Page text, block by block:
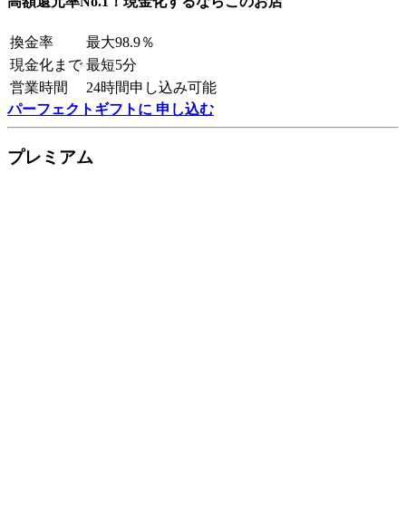
換金率
最大98.9％
現金化まで 最短5分
営業時間
24時間申し込み可能
パーフェクトギフトに 申し込む
プレミアム